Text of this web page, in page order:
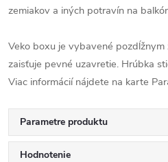
zemiakov a iných potravín na
Veko boxu je vybavené pozdĺžnym
zaisťuje pevné uzavretie. Hrúbka
Viac informácií nájdete na karte
Parametre produktu
Hodnotenie